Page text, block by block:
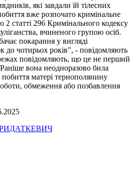
які завдали їй тілесних
вже розпочато кримінальне
статті 296 Кримінального кодексу
вчиненого групою осіб.
покарання у вигляді
до чотирьох років", - повідомляють
повідомляють, що це не перший
вона неодноразово била
побиття матері тернополянину
обмеження або позбавлення